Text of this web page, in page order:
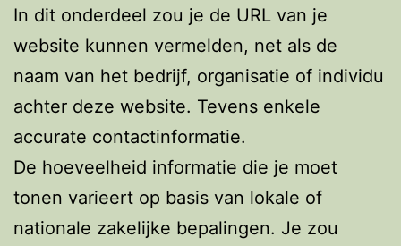
In dit onderdeel zou je de URL van je
website kunnen vermelden, net als de
naam van het bedrijf, organisatie of individu
achter deze website. Tevens enkele
accurate contactinformatie.
De hoeveelheid informatie die je moet
tonen varieert op basis van lokale of
nationale zakelijke bepalingen. Je zou